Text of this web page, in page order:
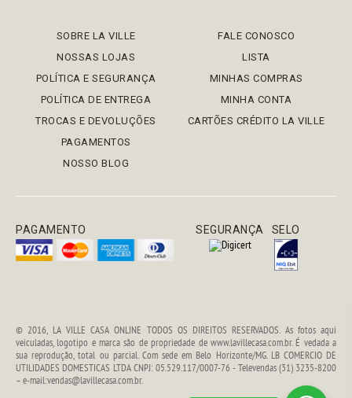
SOBRE LA VILLE
NOSSAS LOJAS
POLÍTICA E SEGURANÇA
POLÍTICA DE ENTREGA
TROCAS E DEVOLUÇÕES
PAGAMENTOS
NOSSO BLOG
FALE CONOSCO
LISTA
MINHAS COMPRAS
MINHA CONTA
CARTÕES CRÉDITO LA VILLE
PAGAMENTO SEGURANÇA SELO
© 2016, LA VILLE CASA ONLINE TODOS OS DIREITOS RESERVADOS. As fotos aqui
veiculadas, logotipo e marca são de propriedade de www.lavillecasa.com.br. É vedada a
sua reprodução, total ou parcial. Com sede em Belo Horizonte/MG. LB COMERCIO DE
UTILIDADES DOMESTICAS LTDA CNPJ: 05.529.117/0007-76 - Televendas (31) 3235-8200
– e-mail:vendas@lavillecasa.com.br.